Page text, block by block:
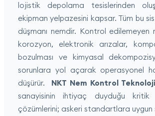
lojistik depolama tesislerinden
ekipman yelpazesini kapsar. Tüm bu
düşmanı nemdir. Kontrol edilemeyen
korozyon, elektronik arızalar,
bozulması ve kimyasal
sorunlara yol açarak operasyonel
düşürür. NKT Nem Kontrol
sanayisinin ihtiyaç duyduğu
çözümlerini; askeri standartlara uygun